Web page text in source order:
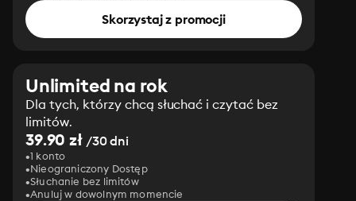
Skorzystaj z promocji
Unlimited na rok
Dla tych, którzy chcą słuchać i czytać bez
limitów.
39.90 zł/30 dni
1 konto
Nieograniczony Dostęp
Słuchanie bez limitów
Anuluj w dowolnym momencie